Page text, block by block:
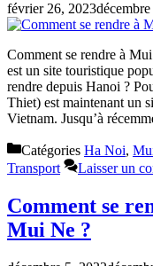
février 26, 2023
Comment se rendre à
est un site touristique
rendre depuis Hanoi ?
Thiet) est maintenant un
Vietnam. Jusqu’à
Catégories Ha Noi,
Transport
Laisser un
Comment se
Mui Ne ?